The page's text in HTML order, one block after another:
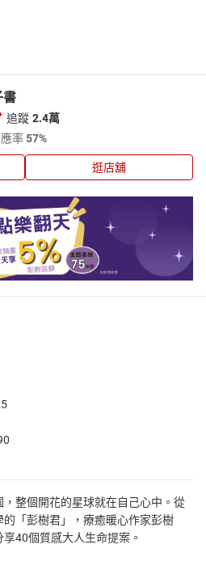
書
追蹤 2.4萬
率57%
逛店舖
整個開花的星球就在自己心中。從
「彭樹君」，療癒暖心作家彭樹
40個質感大人生命提案。